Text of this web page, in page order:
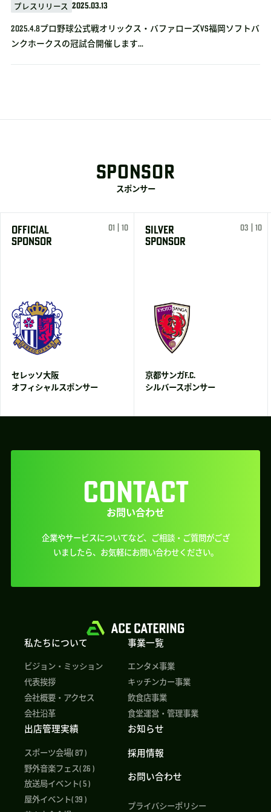
プレスリリース 2025.03.13
2025.4.8プロ野球公式戦オリックス・バファローズvs福岡ソフトバ
ンクホークスの冠試合開催します...
SPONSOR
スポンサー
OFFICIAL
SPONSOR
01 | 10
セレッソ大阪
オフィシャルスポンサー
SILVER
SPONSOR
03 | 10
京都サンガF.C.
シルバースポンサー
CONTACT
お問い合わせ
企業やサービスについてなど、ご相談・ご質問がござ
いましたら、 お気軽にお問い合わせください。
私たちについて
ビジョン・ミッション
代表挨拶
会社概要・アクセス
会社沿革
事業一覧
エンタメ事業
キッチンカー事業
飲食店事業
食堂運営・管理事業
出店管理実績
スポーツ会場( 87 )
野外音楽フェス( 26 )
放送局イベント( 5 )
屋外イベント( 39 )
お知らせ
採用情報
お問い合わせ
プライバシーポリシー